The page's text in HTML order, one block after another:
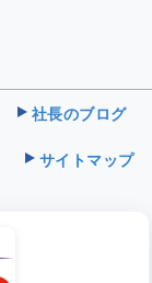
社長のブログ
サイトマップ